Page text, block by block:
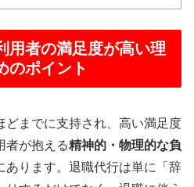
用者の満足度が高い理
のポイント
どまでに支持され、高い満足度
者が抱える精神的・物理的な負
あります。退職代行は単に「辞